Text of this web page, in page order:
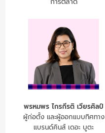
พรหมพร ไกรกีรติ เวียรศิลป์
ผู้ก่อตั้ง และผู้ออกแบบทิศทาง
แบรนด์คินส์ เดอะ บูตะ